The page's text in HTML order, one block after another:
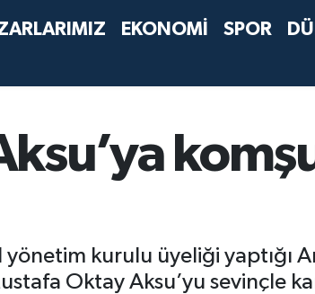
EKONOMİ SPOR
yönetim kurulu üyeliği yaptığı
Oktay Aksu’yu sevinçle